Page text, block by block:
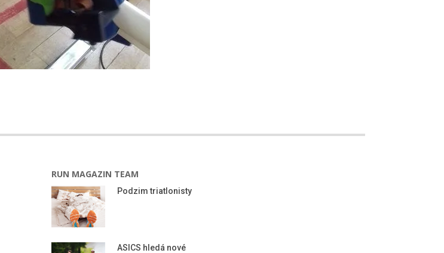
RUN MAGAZIN TEAM
Podzim triatlonisty
ASICS hledá nové